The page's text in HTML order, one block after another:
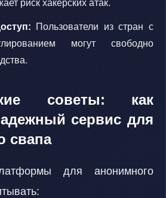
риск хакерских атак.
Пользователи из стран с
могут свободно
советы: как
сервис для
свапа
для анонимного